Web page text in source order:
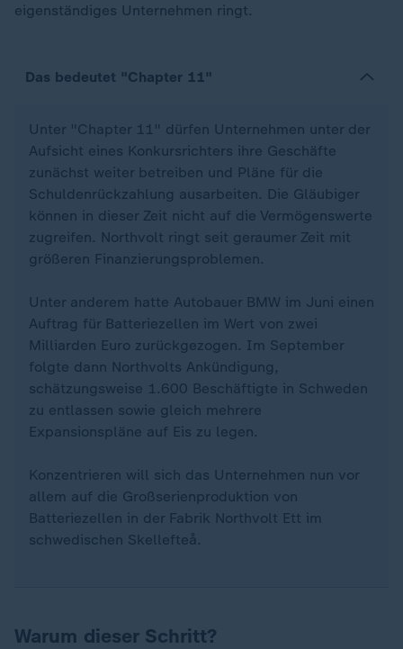
eigenständiges Unternehmen ringt.
Das bedeutet "Chapter 11"
Unter "Chapter 11" dürfen Unternehmen unter der
Aufsicht eines Konkursrichters ihre Geschäfte
zunächst weiter betreiben und Pläne für die
Schuldenrückzahlung ausarbeiten. Die Gläubiger
können in dieser Zeit nicht auf die Vermögenswerte
zugreifen. Northvolt ringt seit geraumer Zeit mit
größeren Finanzierungsproblemen.
Unter anderem hatte Autobauer BMW im Juni einen
Auftrag für Batteriezellen im Wert von zwei
Milliarden Euro zurückgezogen. Im September
folgte dann Northvolts Ankündigung,
schätzungsweise 1.600 Beschäftigte in Schweden
zu entlassen sowie gleich mehrere
Expansionspläne auf Eis zu legen.
Konzentrieren will sich das Unternehmen nun vor
allem auf die Großserienproduktion von
Batteriezellen in der Fabrik Northvolt Ett im
schwedischen Skellefteå.
Warum dieser Schritt?